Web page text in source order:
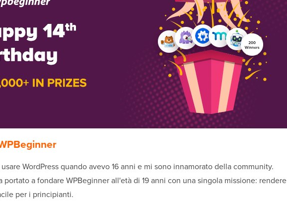
WordPress quando avevo 16 anni e mi sono innamorato della community.
portato a fondare WPBeginner all'età di 19 anni con una singola missione: rendere
per i principianti.